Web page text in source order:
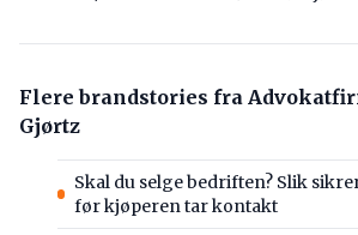
Flere brandstories fra
Gjørtz
Skal du selge bedriften? Slik
før kjøperen tar kontakt